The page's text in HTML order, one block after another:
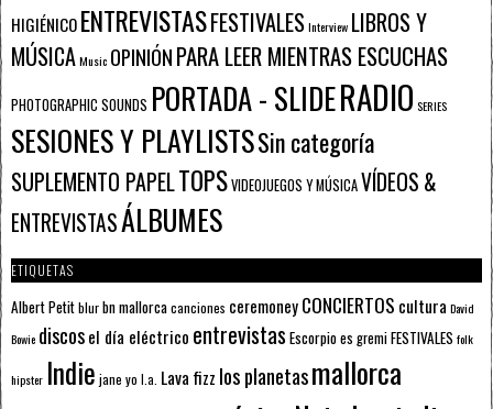
HIGIÉNICOENTREVISTASFESTIVALESInterview LIBROS Y
MÚSICAMusic OPINIÓNPARA LEER MIENTRAS ESCUCHAS
PHOTOGRAPHIC SOUNDS PORTADA - SLIDERADIO SERIES
SESIONES Y PLAYLISTSSin categoría
SUPLEMENTO PAPELTOPSVIDEOJUEGOS Y MÚSICAVÍDEOS &
ENTREVISTASÁLBUMES
ETIQUETAS
Albert Petitblurbn mallorcacanciones ceremoneyCONCIERTOS cultura David
Bowie discosel día eléctrico entrevistas Escorpioes gremiFESTIVALES folk
hipster Indie jane yo l.a. Lava fizz los planetasmallorca